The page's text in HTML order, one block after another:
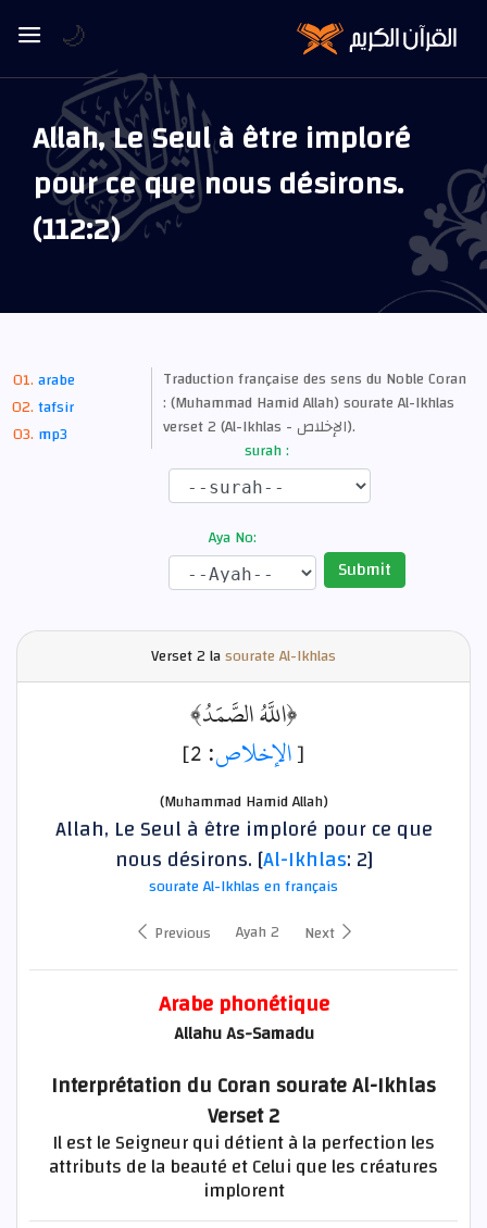
Allah, Le Seul à être imploré
pour ce que nous désirons.
(112:2)
arabe
tafsir
mp3
Traduction française des sens du Noble Coran
: (Muhammad Hamid Allah) sourate Al-Ikhlas
verset 2 (Al-Ikhlas - الإخلاص).
surah :
Aya No:
Submit
Verset2 lasourate Al-Ikhlas
﴿اللَّهُ الصَّمَدُ﴾
[الإخلاص: 2]
(Muhammad Hamid Allah)
Allah, Le Seul à être imploré pour ce que
nous désirons. [Al-Ikhlas: 2]
sourate Al-Ikhlas en français
Previous
Ayah 2 Next
Arabe phonétique
Allahu As-Samadu
Interprétation du Coran sourate Al-Ikhlas
Verset 2
Il est le Seigneur qui détient à la perfection les
attributs de la beauté et Celui que les créatures
implorent
🌙